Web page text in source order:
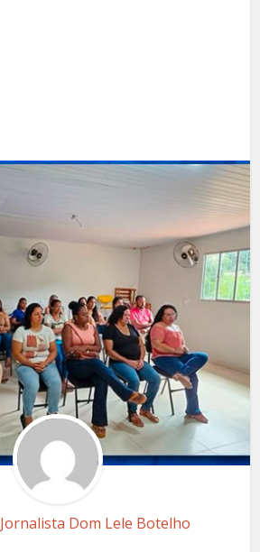
Jornalista Dom Lele Botelho